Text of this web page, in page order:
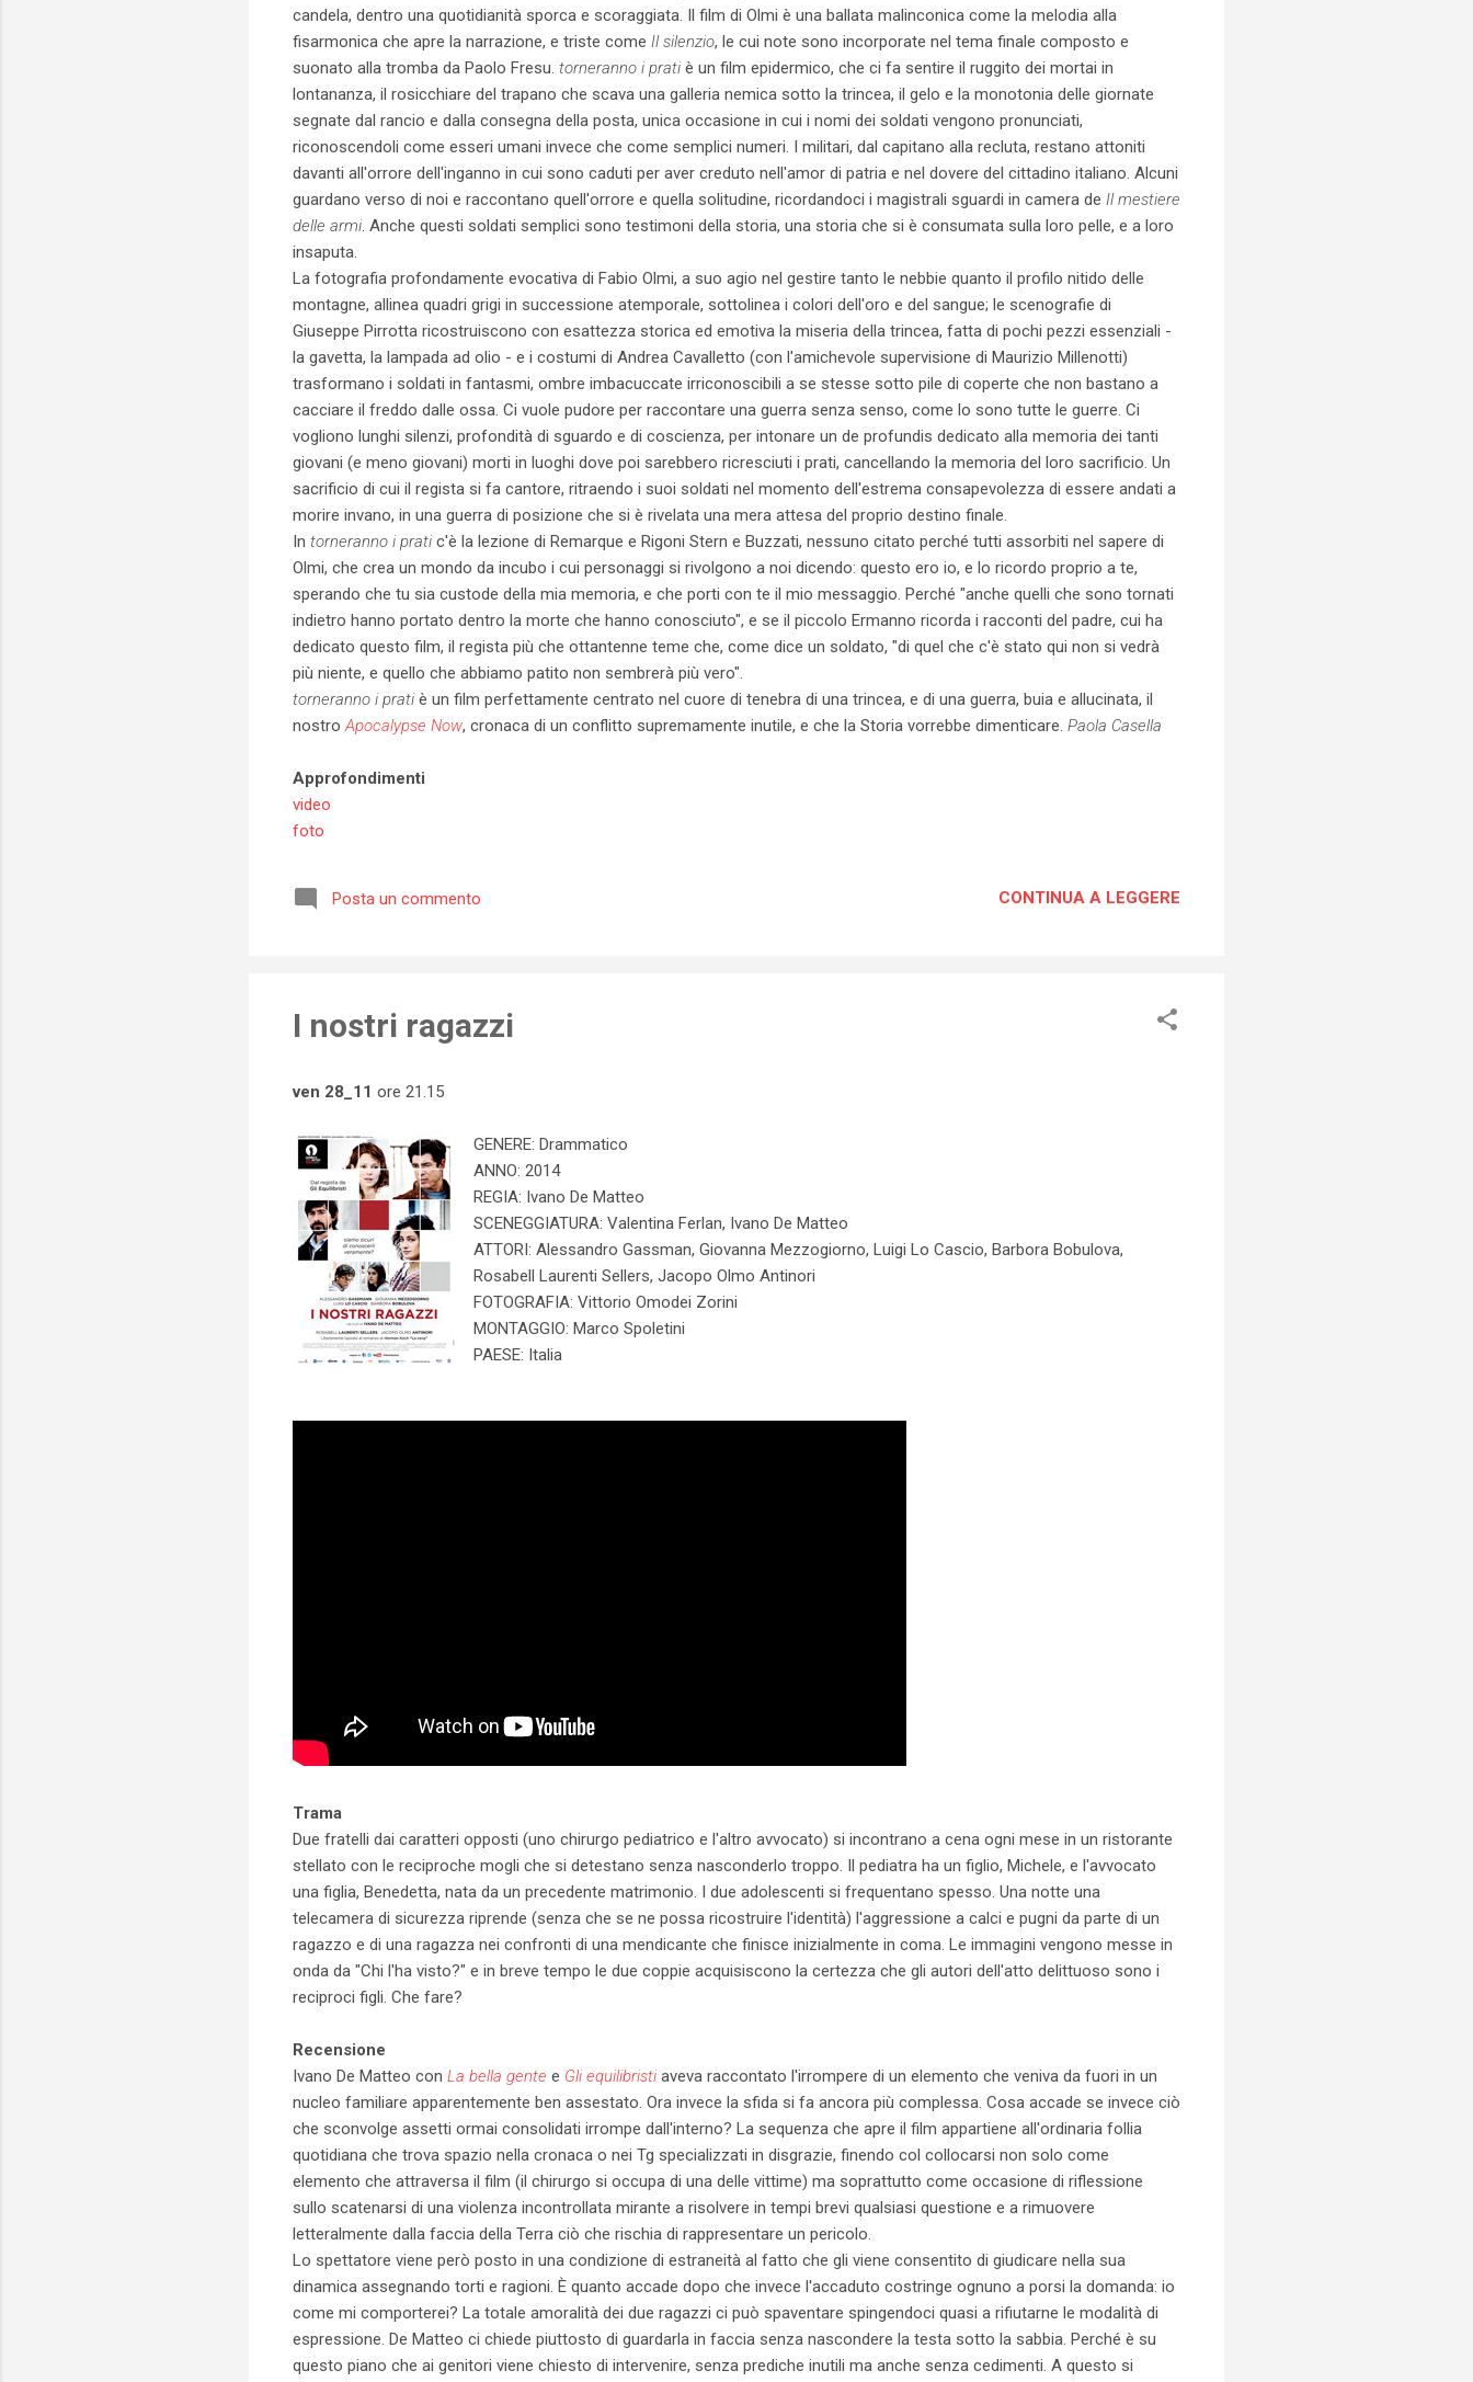
candela, dentro una quotidianità sporca e scoraggiata. Il film di Olmi è una ballata malinconica come la melodia alla
fisarmonica che apre la narrazione, e triste come Il silenzio, le cui note sono incorporate nel tema finale composto e
suonato alla tromba da Paolo Fresu. torneranno i prati è un film epidermico, che ci fa sentire il ruggito dei mortai in
lontananza, il rosicchiare del trapano che scava una galleria nemica sotto la trincea, il gelo e la monotonia delle giornate
segnate dal rancio e dalla consegna della posta, unica occasione in cui i nomi dei soldati vengono pronunciati,
riconoscendoli come esseri umani invece che come semplici numeri. I militari, dal capitano alla recluta, restano attoniti
davanti all'orrore dell'inganno in cui sono caduti per aver creduto nell'amor di patria e nel dovere del cittadino italiano. Alcuni
guardano verso di noi e raccontano quell'orrore e quella solitudine, ricordandoci i magistrali sguardi in camera de Il mestiere
delle armi. Anche questi soldati semplici sono testimoni della storia, una storia che si è consumata sulla loro pelle, e a loro
insaputa.
La fotografia profondamente evocativa di Fabio Olmi, a suo agio nel gestire tanto le nebbie quanto il profilo nitido delle
montagne, allinea quadri grigi in successione atemporale, sottolinea i colori dell'oro e del sangue; le scenografie di
Giuseppe Pirrotta ricostruiscono con esattezza storica ed emotiva la miseria della trincea, fatta di pochi pezzi essenziali -
la gavetta, la lampada ad olio - e i costumi di Andrea Cavalletto (con l'amichevole supervisione di Maurizio Millenotti)
trasformano i soldati in fantasmi, ombre imbacuccate irriconoscibili a se stesse sotto pile di coperte che non bastano a
cacciare il freddo dalle ossa. Ci vuole pudore per raccontare una guerra senza senso, come lo sono tutte le guerre. Ci
vogliono lunghi silenzi, profondità di sguardo e di coscienza, per intonare un de profundis dedicato alla memoria dei tanti
giovani (e meno giovani) morti in luoghi dove poi sarebbero ricresciuti i prati, cancellando la memoria del loro sacrificio. Un
sacrificio di cui il regista si fa cantore, ritraendo i suoi soldati nel momento dell'estrema consapevolezza di essere andati a
morire invano, in una guerra di posizione che si è rivelata una mera attesa del proprio destino finale.
In torneranno i prati c'è la lezione di Remarque e Rigoni Stern e Buzzati, nessuno citato perché tutti assorbiti nel sapere di
Olmi, che crea un mondo da incubo i cui personaggi si rivolgono a noi dicendo: questo ero io, e lo ricordo proprio a te,
sperando che tu sia custode della mia memoria, e che porti con te il mio messaggio. Perché "anche quelli che sono tornati
indietro hanno portato dentro la morte che hanno conosciuto", e se il piccolo Ermanno ricorda i racconti del padre, cui ha
dedicato questo film, il regista più che ottantenne teme che, come dice un soldato, "di quel che c'è stato qui non si vedrà
più niente, e quello che abbiamo patito non sembrerà più vero".
torneranno i prati è un film perfettamente centrato nel cuore di tenebra di una trincea, e di una guerra, buia e allucinata, il
nostroApocalypse Now, cronaca di un conflitto supremamente inutile, e che la Storia vorrebbe dimenticare. Paola Casella
Approfondimenti
video
foto
Posta un commento CONTINUA A LEGGERE
I nostri ragazzi
ven 28_11 ore 21.15
GENERE: Drammatico
ANNO: 2014
REGIA: Ivano De Matteo
SCENEGGIATURA: Valentina Ferlan, Ivano De Matteo
ATTORI: Alessandro Gassman, Giovanna Mezzogiorno, Luigi Lo Cascio, Barbora Bobulova,
Rosabell Laurenti Sellers, Jacopo Olmo Antinori
FOTOGRAFIA: Vittorio Omodei Zorini
MONTAGGIO: Marco Spoletini
PAESE: Italia
Trama
Due fratelli dai caratteri opposti (uno chirurgo pediatrico e l'altro avvocato) si incontrano a cena ogni mese in un ristorante
stellato con le reciproche mogli che si detestano senza nasconderlo troppo. Il pediatra ha un figlio, Michele, e l'avvocato
una figlia, Benedetta, nata da un precedente matrimonio. I due adolescenti si frequentano spesso. Una notte una
telecamera di sicurezza riprende (senza che se ne possa ricostruire l'identità) l'aggressione a calci e pugni da parte di un
ragazzo e di una ragazza nei confronti di una mendicante che finisce inizialmente in coma. Le immagini vengono messe in
onda da "Chi l'ha visto?" e in breve tempo le due coppie acquisiscono la certezza che gli autori dell'atto delittuoso sono i
reciproci figli. Che fare?
Recensione
Ivano De Matteo con La bella gente e Gli equilibristi aveva raccontato l'irrompere di un elemento che veniva da fuori in un
nucleo familiare apparentemente ben assestato. Ora invece la sfida si fa ancora più complessa. Cosa accade se invece ciò
che sconvolge assetti ormai consolidati irrompe dall'interno? La sequenza che apre il film appartiene all'ordinaria follia
quotidiana che trova spazio nella cronaca o nei Tg specializzati in disgrazie, finendo col collocarsi non solo come
elemento che attraversa il film (il chirurgo si occupa di una delle vittime) ma soprattutto come occasione di riflessione
sullo scatenarsi di una violenza incontrollata mirante a risolvere in tempi brevi qualsiasi questione e a rimuovere
letteralmente dalla faccia della Terra ciò che rischia di rappresentare un pericolo.
Lo spettatore viene però posto in una condizione di estraneità al fatto che gli viene consentito di giudicare nella sua
dinamica assegnando torti e ragioni. È quanto accade dopo che invece l'accaduto costringe ognuno a porsi la domanda: io
come mi comporterei? La totale amoralità dei due ragazzi ci può spaventare spingendoci quasi a rifiutarne le modalità di
espressione. De Matteo ci chiede piuttosto di guardarla in faccia senza nascondere la testa sotto la sabbia. Perché è su
questo piano che ai genitori viene chiesto di intervenire, senza prediche inutili ma anche senza cedimenti. A questo si